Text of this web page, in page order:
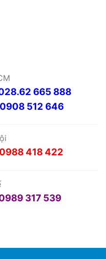
665 888
512 646
418 422
317 539